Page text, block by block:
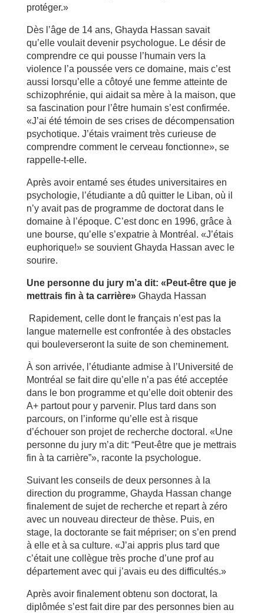
protéger.»
Dès l’âge de 14 ans, Ghayda Hassan savait
qu’elle voulait devenir psychologue. Le désir de
comprendre ce qui pousse l’humain vers la
violence l’a poussée vers ce domaine, mais c’est
aussi lorsqu’elle a côtoyé une femme atteinte de
schizophrénie, qui aidait sa mère à la maison, que
sa fascination pour l’être humain s’est confirmée.
«J’ai été témoin de ses crises de décompensation
psychotique. J’étais vraiment très curieuse de
comprendre comment le cerveau fonctionne», se
rappelle-t-elle.
Après avoir entamé ses études universitaires en
psychologie, l’étudiante a dû quitter le Liban, où il
n’y avait pas de programme de doctorat dans le
domaine à l’époque. C’est donc en 1996, grâce à
une bourse, qu’elle s’expatrie à Montréal. «J’étais
euphorique!» se souvient Ghayda Hassan avec le
sourire.
Une personne du jury m’a dit: «Peut-être que je
mettrais fin à ta carrière» Ghayda Hassan
Rapidement, celle dont le français n’est pas la
langue maternelle est confrontée à des obstacles
qui bouleverseront la suite de son cheminement.
À son arrivée, l’étudiante admise à l’Université de
Montréal se fait dire qu’elle n’a pas été acceptée
dans le bon programme et qu’elle doit obtenir des
A+ partout pour y parvenir. Plus tard dans son
parcours, on l’informe qu’elle est à risque
d’échouer son projet de recherche doctoral. «Une
personne du jury m’a dit: “Peut-être que je mettrais
fin à ta carrière”», raconte la psychologue.
Suivant les conseils de deux personnes à la
direction du programme, Ghayda Hassan change
finalement de sujet de recherche et repart à zéro
avec un nouveau directeur de thèse. Puis, en
stage, la doctorante se fait mépriser; on s’en prend
à elle et à sa culture. «J’ai appris plus tard que
c’était une collègue très proche d’une prof au
département avec qui j’avais eu des difficultés.»
Après avoir finalement obtenu son doctorat, la
diplômée s’est fait dire par des personnes bien au